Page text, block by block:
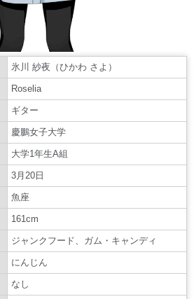
氷川 紗夜（ひかわ さよ）
Roselia
ギター
慶鵬女子大学
大学1年生A組
3月20日
魚座
161cm
ジャンクフード、ガム・キャンディ
にんじん
なし